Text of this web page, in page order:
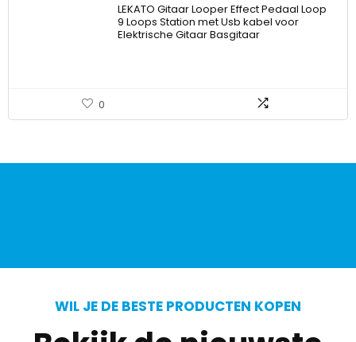
LEKATO Gitaar Looper Effect Pedaal Loop
9 Loops Station met Usb kabel voor
Elektrische Gitaar Basgitaar
0
WIL JE DE BESTE PRODUCTEN KOPEN